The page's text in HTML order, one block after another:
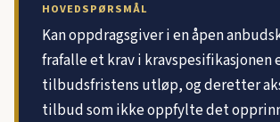
HOVEDSPØRSMÅL
Kan oppdragsgiver i en åpen
frafalle et krav i kravspesifikasjonen
tilbudsfristens utløp, og deretter
tilbud som ikke oppfylte det